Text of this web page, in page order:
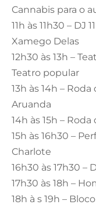
Cannabis para o
11h às 11h30 – DJ
Xamego Delas
12h30 às 13h –
Teatro popular
13h às 14h –
Aruanda
14h às 15h –
15h às 16h30 –
Charlote
16h30 às 17h30 –
17h30 às 18h –
18h à s 19h –